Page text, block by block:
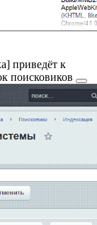
] приведёт к
поисковиков